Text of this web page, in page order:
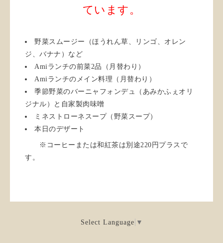
ています。
野菜スムージー（ほうれん草、リンゴ、オレン
ジ、バナナ）など
Amiランチの前菜2品（月替わり）
Amiランチのメイン料理（月替わり）
季節野菜のバーニャフォンデュ（あみかふぇオリ
ジナル）と自家製肉味噌
ミネストローネスープ（野菜スープ）
本日のデザート
※コーヒーまたは和紅茶は別途220円プラスで
す。
Select Language ▼